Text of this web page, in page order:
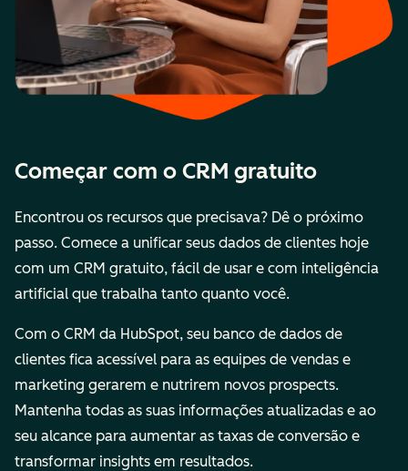
Começar com o CRM gratuito
Encontrou os recursos que precisava? Dê o próximo
passo. Comece a unificar seus dados de clientes hoje
com um CRM gratuito, fácil de usar e com inteligência
artificial que trabalha tanto quanto você.
Com o CRM da HubSpot, seu banco de dados de
clientes fica acessível para as equipes de vendas e
marketing gerarem e nutrirem novos prospects.
Mantenha todas as suas informações atualizadas e ao
seu alcance para aumentar as taxas de conversão e
transformar insights em resultados.